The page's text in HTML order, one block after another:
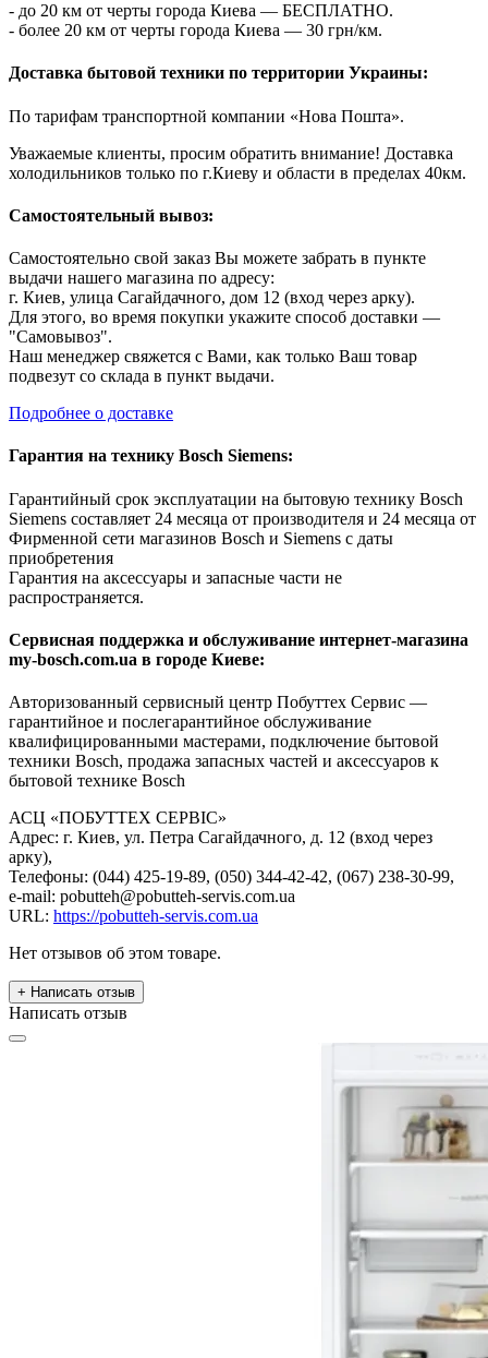
- до 20 км от черты города Киева — БЕСПЛАТНО.
- более 20 км от черты города Киева — 30 грн/км.
Доставка бытовой техники по территории Украины:
По тарифам транспортной компании «Нова Пошта».
Уважаемые клиенты, просим обратить внимание! Доставка
холодильников только по г.Киеву и области в пределах 40км.
Самостоятельный вывоз:
Самостоятельно свой заказ Вы можете забрать в пункте
выдачи нашего магазина по адресу:
г. Киев, улица Сагайдачного, дом 12 (вход через арку).
Для этого, во время покупки укажите способ доставки —
"Самовывоз".
Наш менеджер свяжется с Вами, как только Ваш товар
подвезут со склада в пункт выдачи.
Подробнее о доставке
Гарантия на технику Bosch Siemens:
Гарантийный срок эксплуатации на бытовую технику Bosch
Siemens составляет 24 месяца от производителя и 24 месяца от
Фирменной сети магазинов Bosch и Siemens с даты
приобретения
Гарантия на аксессуары и запасные части не
распространяется.
Сервисная поддержка и обслуживание интернет-магазина
my-bosch.com.ua в городе Киеве:
Авторизованный сервисный центр Побуттех Сервис —
гарантийное и послегарантийное обслуживание
квалифицированными мастерами, подключение бытовой
техники Bosch, продажа запасных частей и аксессуаров к
бытовой технике Bosch
АСЦ «ПОБУТТЕХ СЕРВІС»
Адрес: г. Киев, ул. Петра Сагайдачного, д. 12 (вход через
арку),
Телефоны: (044) 425-19-89, (050) 344-42-42, (067) 238-30-99,
e-mail: pobutteh@pobutteh-servis.com.ua
URL: https://pobutteh-servis.com.ua
Нет отзывов об этом товаре.
+ Написать отзыв
Написать отзыв